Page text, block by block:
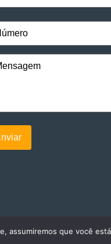
assumiremos que você